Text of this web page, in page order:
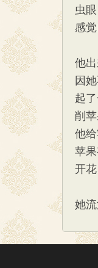
虫
感
他
因
起
削
他
苹
开
她